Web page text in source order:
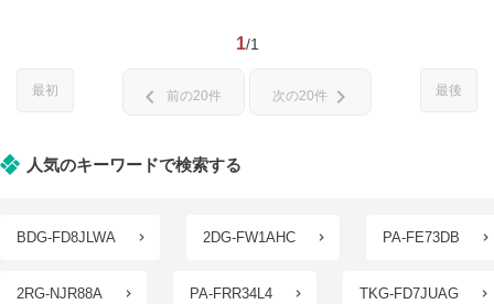
1/1
最初 最後
chevron_left 前の20件 次の20件 chevron_right
人気のキーワードで検索する
BDG-FD8JLWA 2DG-FW1AHC PA-FE73DB
2RG-NJR88A PA-FRR34L4 TKG-FD7JUAG